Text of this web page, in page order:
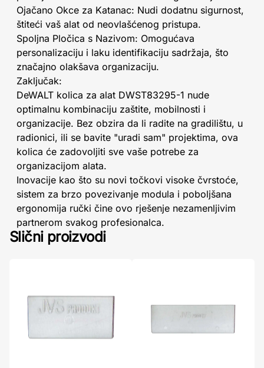
Ojačano Okce za Katanac: Nudi dodatnu sigurnost,
štiteći vaš alat od neovlašćenog pristupa.
Spoljna Pločica s Nazivom: Omogućava
personalizaciju i laku identifikaciju sadržaja, što
značajno olakšava organizaciju.
Zaključak:
DeWALT kolica za alat DWST83295-1 nude
optimalnu kombinaciju zaštite, mobilnosti i
organizacije. Bez obzira da li radite na gradilištu, u
radionici, ili se bavite "uradi sam" projektima, ova
kolica će zadovoljiti sve vaše potrebe za
organizacijom alata.
Inovacije kao što su novi točkovi visoke čvrstoće,
sistem za brzo povezivanje modula i poboljšana
ergonomija ručki čine ovo rješenje nezamenljivim
partnerom svakog profesionalca.
Slični proizvodi